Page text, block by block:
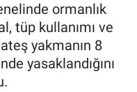
ormanlık
tüp kullanımı ve
yakmanın 8
yasaklandığını